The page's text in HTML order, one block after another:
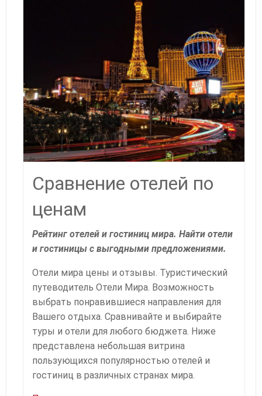
Сравнение отелей по
ценам
Рейтинг отелей и гостиниц мира. Найти отели
и гостиницы с выгодными предложениями.
Отели мира цены и отзывы. Туристический
путеводитель Отели Мира. Возможность
выбрать понравившиеся направления для
Вашего отдыха. Сравнивайте и выбирайте
туры и отели для любого бюджета. Ниже
представлена небольшая витрина
пользующихся популярностью отелей и
гостиниц в различных странах мира.